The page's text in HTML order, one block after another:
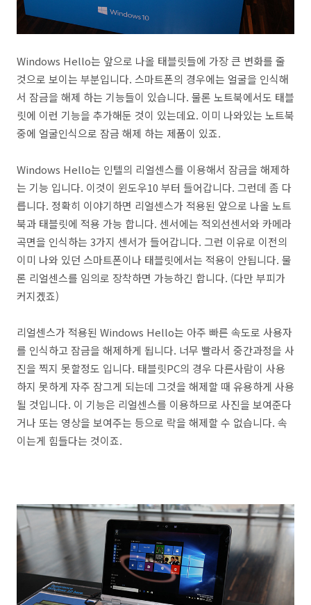
Windows Hello는 앞으로 나올 태블릿들에 가장 큰 변화를 줄
것으로 보이는 부분입니다. 스마트폰의 경우에는 얼굴을 인식해
서 잠금을 해제 하는 기능들이 있습니다. 물론 노트북에서도 태블
릿에 이런 기능을 추가해둔 것이 있는데요. 이미 나와있는 노트북
중에 얼굴인식으로 잠금 해제 하는 제품이 있죠.
Windows Hello는 인텔의 리얼센스를 이용해서 잠금을 해제하
는 기능 입니다. 이것이 윈도우10 부터 들어갑니다. 그런데 좀 다
릅니다. 정확히 이야기하면 리얼센스가 적용된 앞으로 나올 노트
북과 태블릿에 적용 가능 합니다. 센서에는 적외선센서와 카메라
곡면을 인식하는 3가지 센서가 들어갑니다. 그런 이유로 이전의
이미 나와 있던 스마트폰이나 태블릿에서는 적용이 안됩니다. 물
론 리얼센스를 임의로 장착하면 가능하긴 합니다. (다만 부피가
커지겠죠)
리얼센스가 적용된 Windows Hello는 아주 빠른 속도로 사용자
를 인식하고 잠금을 해제하게 됩니다. 너무 빨라서 중간과정을 사
진을 찍지 못할정도 입니다. 태블릿PC의 경우 다른사람이 사용
하지 못하게 자주 잠그게 되는데 그것을 해제할 때 유용하게 사용
될 것입니다. 이 기능은 리얼센스를 이용하므로 사진을 보여준다
거나 또는 영상을 보여주는 등으로 락을 해제할 수 없습니다. 속
이는게 힘들다는 것이죠.